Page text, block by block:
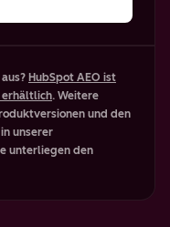
HubSpot AEO ist
erhältlich. Weitere
und den
unserer
unterliegen den